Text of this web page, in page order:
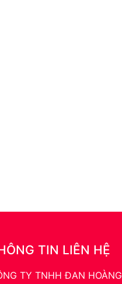
TIN LIÊN HỆ
TY TNHH ĐAN HOÀNG